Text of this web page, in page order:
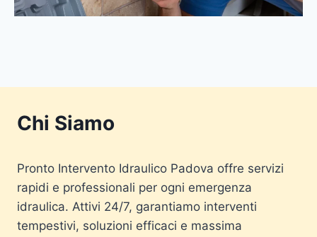
Chi Siamo
Pronto Intervento Idraulico Padova offre servizi
rapidi e professionali per ogni emergenza
idraulica. Attivi 24/7, garantiamo interventi
tempestivi, soluzioni efficaci e massima